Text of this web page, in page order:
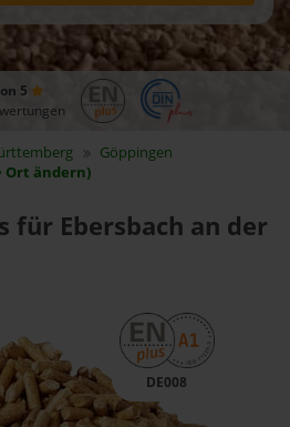
5
Göppingen
Ort ändern)
für Ebersbach an der
DE008